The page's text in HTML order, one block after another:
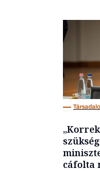
cáfolta